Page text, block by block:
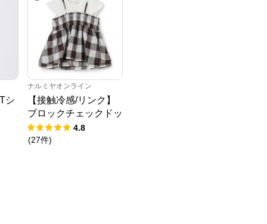
シ
ナルミヤオンライン
【接触冷感/リンク】
ブロックチェックドッ
キングTシャツ
4.8
(27件)